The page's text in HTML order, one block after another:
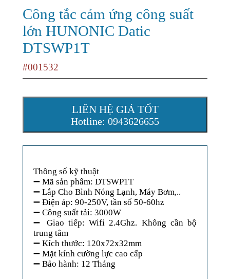
Công tắc cảm ứng công suất
lớn HUNONIC Datic
DTSWP1T
#001532
LIÊN HỆ GIÁ TỐT
Hotline: 0943626655
Thông số kỹ thuật
➖ Mã sản phẩm: DTSWP1T
➖ Lắp Cho Bình Nóng Lạnh, Máy Bơm,..
➖ Điện áp: 90-250V, tần số 50-60hz
➖ Công suất tải: 3000W
➖ Giao tiếp: Wifi 2.4Ghz. Không cần bộ
trung tâm
➖ Kích thước: 120x72x32mm
➖ Mặt kính cường lực cao cấp
➖ Bảo hành: 12 Tháng